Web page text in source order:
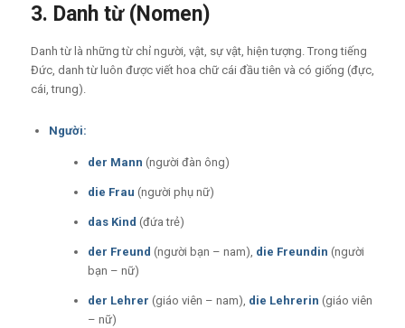
3. Danh từ (Nomen)
Danh từ là những từ chỉ người, vật, sự vật, hiện tượng. Trong tiếng
Đức, danh từ luôn được viết hoa chữ cái đầu tiên và có giống (đực,
cái, trung).
Người:
der Mann (người đàn ông)
die Frau (người phụ nữ)
das Kind (đứa trẻ)
der Freund (người bạn – nam), die Freundin (người
bạn – nữ)
der Lehrer (giáo viên – nam), die Lehrerin (giáo viên
– nữ)